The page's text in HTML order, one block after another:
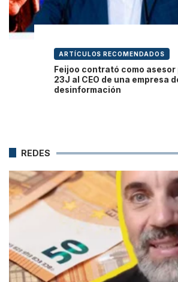
ARTÍCULOS RECOMENDADOS
Feijoo contrató como asesor
23J al CEO de una empresa
desinformación
REDES